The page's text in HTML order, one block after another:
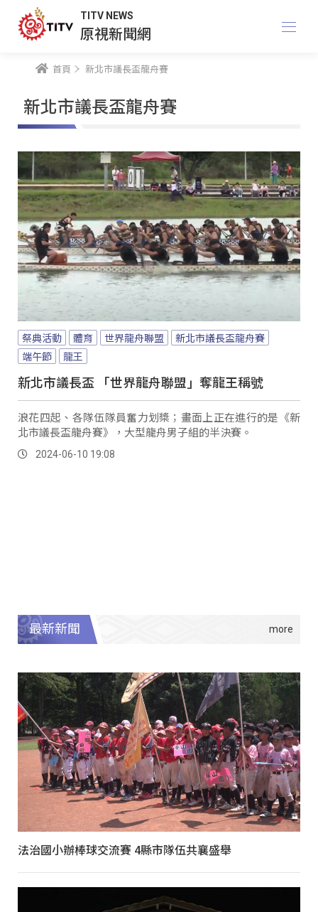
TITV NEWS
原視新聞網
首頁 新北市議長盃龍舟賽
新北市議長盃龍舟賽
祭典活動 體育 世界龍舟聯盟
新北市議長盃龍舟賽
端午節
龍王
新北市議長盃 「世界龍舟聯盟」奪龍王稱號
浪花四起、各隊伍隊員奮力划槳；畫面上正在進行的是《新
北市議長盃龍舟賽》，大型龍舟男子組的半決賽。
2024-06-10 19:08
最新新聞
法治國小辦棒球交流賽 4縣市隊伍共襄盛舉